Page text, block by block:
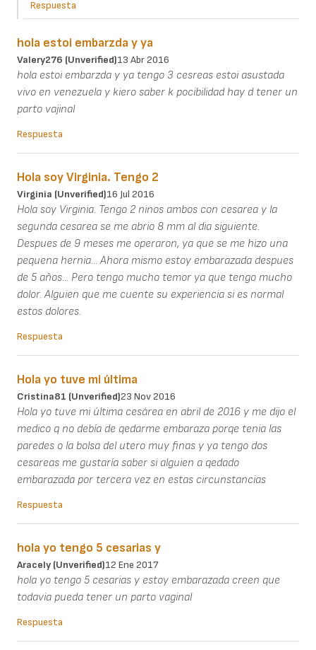
Respuesta
hola estoi embarzda y ya
Valery276 (unverified)13 Abr 2016
hola estoi embarzda y ya tengo 3 cesreas estoi asustada
vivo en venezuela y kiero saber k pocibilidad hay d tener un
parto vajinal
Respuesta
Hola soy Virginia. Tengo 2
Virginia (unverified)16 Jul 2016
Hola soy Virginia. Tengo 2 ninos ambos con cesarea y la
segunda cesarea se me abrio 8 mm al dia siguiente.
Despues de 9 meses me operaron, ya que se me hizo una
pequena hernia... Ahora mismo estoy embarazada despues
de 5 años... Pero tengo mucho temor ya que tengo mucho
dolor. Alguien que me cuente su experiencia si es normal
estos dolores.
Respuesta
Hola yo tuve mi última
Cristina81 (unverified)23 Nov 2016
Hola yo tuve mi última cesárea en abril de 2016 y me dijo el
medico q no debía de qedarme embaraza porqe tenia las
paredes o la bolsa del utero muy finas y ya tengo dos
cesareas me gustaría saber si alguien a qedado
embarazada por tercera vez en estas circunstancias
Respuesta
hola yo tengo 5 cesarias y
Aracely (unverified)12 Ene 2017
hola yo tengo 5 cesarias y estoy embarazada creen que
todavia pueda tener un parto vaginal
Respuesta